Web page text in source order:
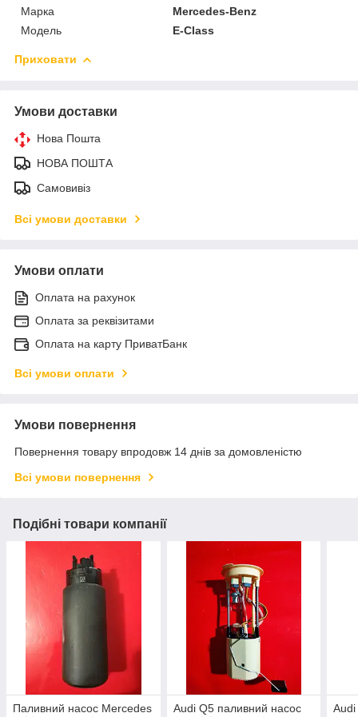
Марка
Mercedes-Benz
Модель
E-Class
Приховати
Умови доставки
Нова Пошта
НОВА ПОШТА
Самовивіз
Всі умови доставки
Умови оплати
Оплата на рахунок
Оплата за реквізитами
Оплата на карту ПриватБанк
Всі умови оплати
Умови повернення
Повернення товару впродовж 14 днів за домовленістю
Всі умови повернення
Подібні товари компанії
Паливний насос Mercedes
Audi Q5 паливний насос